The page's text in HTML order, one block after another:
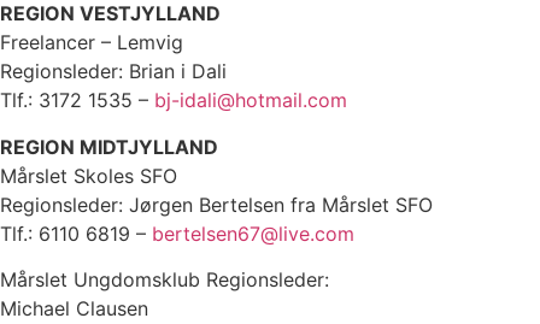
REGION VESTJYLLAND
Freelancer – Lemvig
Regionsleder: Brian i Dali
Tlf.: 3172 1535 – bj-idali@hotmail.com
REGION MIDTJYLLAND
Mårslet Skoles SFO
Regionsleder: Jørgen Bertelsen fra Mårslet SFO
Tlf.: 6110 6819 – bertelsen67@live.com
Mårslet Ungdomsklub Regionsleder:
Michael Clausen